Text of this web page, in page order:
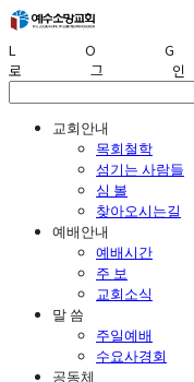
로그
교회안내
목회철학
섬기는 사람들
심 볼
찾아오시는길
예배안내
예배시간
주 보
교회소식
말 씀
주일예배
수요사경회
공동체